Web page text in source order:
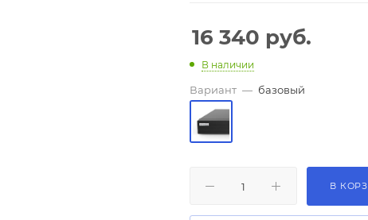
16 340 руб.
В наличии
Вариант — базовый
В